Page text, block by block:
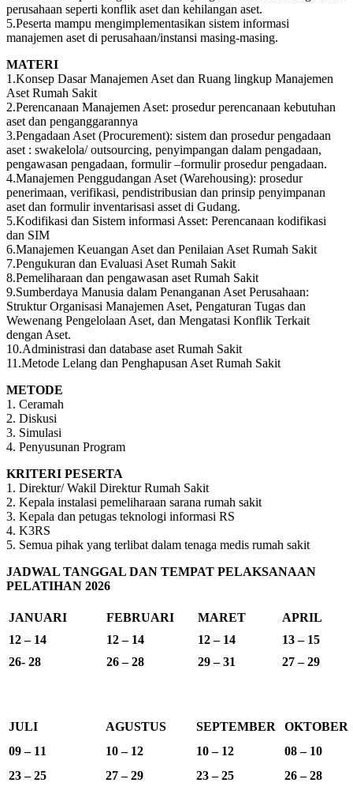
perusahaan seperti konflik aset dan kehilangan aset.
5.Peserta mampu mengimplementasikan sistem informasi
manajemen aset di perusahaan/instansi masing-masing.
MATERI
1.Konsep Dasar Manajemen Aset dan Ruang lingkup Manajemen
Aset Rumah Sakit
2.Perencanaan Manajemen Aset: prosedur perencanaan kebutuhan
aset dan penganggarannya
3.Pengadaan Aset (Procurement): sistem dan prosedur pengadaan
aset : swakelola/ outsourcing, penyimpangan dalam pengadaan,
pengawasan pengadaan, formulir –formulir prosedur pengadaan.
4.Manajemen Penggudangan Aset (Warehousing): prosedur
penerimaan, verifikasi, pendistribusian dan prinsip penyimpanan
aset dan formulir inventarisasi asset di Gudang.
5.Kodifikasi dan Sistem informasi Asset: Perencanaan kodifikasi
dan SIM
6.Manajemen Keuangan Aset dan Penilaian Aset Rumah Sakit
7.Pengukuran dan Evaluasi Aset Rumah Sakit
8.Pemeliharaan dan pengawasan aset Rumah Sakit
9.Sumberdaya Manusia dalam Penanganan Aset Perusahaan:
Struktur Organisasi Manajemen Aset, Pengaturan Tugas dan
Wewenang Pengelolaan Aset, dan Mengatasi Konflik Terkait
dengan Aset.
10.Administrasi dan database aset Rumah Sakit
11.Metode Lelang dan Penghapusan Aset Rumah Sakit
METODE
1. Ceramah
2. Diskusi
3. Simulasi
4. Penyusunan Program
KRITERI PESERTA
1. Direktur/ Wakil Direktur Rumah Sakit
2. Kepala instalasi pemeliharaan sarana rumah sakit
3. Kepala dan petugas teknologi informasi RS
4. K3RS
5. Semua pihak yang terlibat dalam tenaga medis rumah sakit
JADWAL TANGGAL DAN TEMPAT PELAKSANAAN
PELATIHAN 2026
JANUARI FEBRUARI MARET
APRIL
12 – 14
12 – 14 12 – 14
13 – 15
26- 28
26 – 28 29 – 31 27 – 29
JULI AGUSTUS SEPTEMBER
OKTOBER
09 – 11
10 – 12 10 – 12
08 – 10
23 – 25
27 – 29 23 – 25 26 – 28